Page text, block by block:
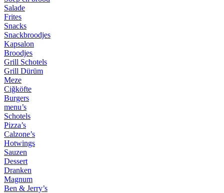
Salade
Frites
Snacks
Snackbroodjes
Kapsalon
Broodjes
Grill Schotels
Grill Dürüm
Meze
Ciğköfte
Burgers
menu’s
Schotels
Pizza’s
Calzone’s
Hotwings
Sauzen
Dessert
Dranken
Magnum
Ben & Jerry’s